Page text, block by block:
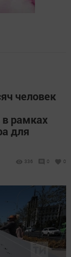
человек
рамках
для
336 0 0